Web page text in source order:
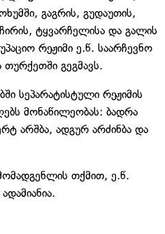
გაგრის, გუდაუთის,
ტყვარჩელისა და გალის
რეჟიმი ე.წ. საარჩევნო
თურქეთში გეგმავს.
სეპარატისტული რეჟიმის
მონაწილეობას: ბადრა
არშბა, ადგურ არძინბა და
თქმით, ე.წ.